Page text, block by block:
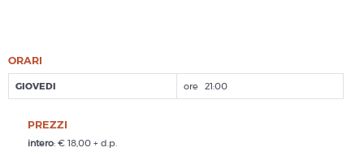
ORARI
GIOVEDI 21:00
PREZZI
intero: € 18,00 + d.p.